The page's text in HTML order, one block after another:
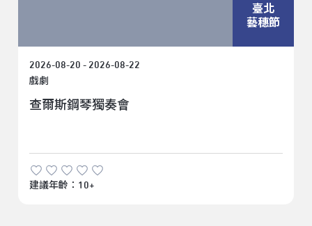
臺北
藝穗節
2026-08-20 - 2026-08-22
戲劇
查爾斯鋼琴獨奏會
建議年齡：10+